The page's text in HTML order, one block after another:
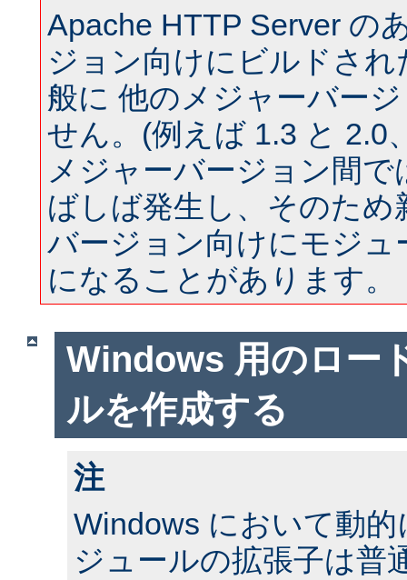
Apache HTTP Server の
ジョン向けにビルドさ
般に 他のメジャーバー
せん。(例えば 1.3 と 2.0
メジャーバージョン間
ばしば発生し、そのため
バージョン向けにモジュ
になることがあります。
Windows 用のロー
ルを作成する
注
Windows において動
ジュールの拡張子は普